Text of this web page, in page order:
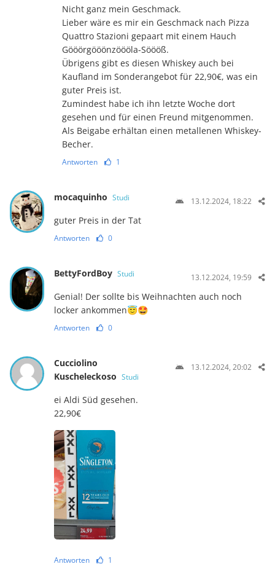
Nicht ganz mein Geschmack.
Lieber wäre es mir ein Geschmack nach Pizza
Quattro Stazioni gepaart mit einem Hauch
Gööörgööönzöööla-Söööß.
Übrigens gibt es diesen Whiskey auch bei
Kaufland im Sonderangebot für 22,90€, was ein
guter Preis ist.
Zumindest habe ich ihn letzte Woche dort
gesehen und für einen Freund mitgenommen.
Als Beigabe erhältan einen metallenen Whiskey-
Becher.
Antworten 1
mocaquinho Studi 13.12.2024, 18:22
guter Preis in der Tat
Antworten 0
BettyFordBoy Studi 13.12.2024, 19:59
Genial! Der sollte bis Weihnachten auch noch
locker ankommen😇🤩
Antworten 0
Cucciolino
Kuscheleckoso Studi
13.12.2024, 20:02
ei Aldi Süd gesehen.
22,90€
Antworten 1